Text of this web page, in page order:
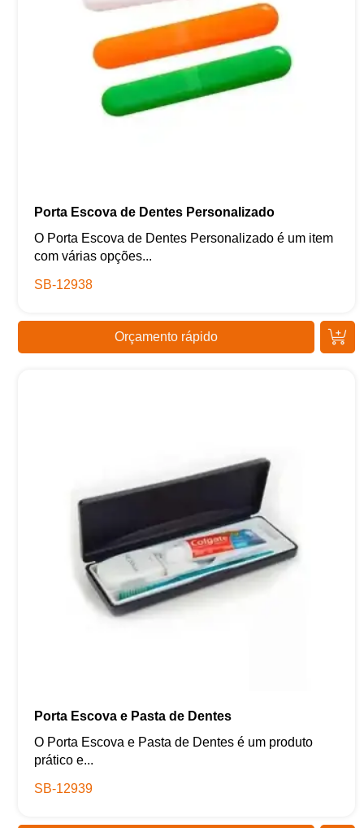
Porta Escova de Dentes Personalizado
O Porta Escova de Dentes Personalizado é um item
com várias opções...
SB-12938
Orçamento rápido
Porta Escova e Pasta de Dentes
O Porta Escova e Pasta de Dentes é um produto
prático e...
SB-12939